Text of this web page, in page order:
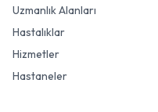
Uzmanlık Alanları
Hastalıklar
Hizmetler
Hastaneler